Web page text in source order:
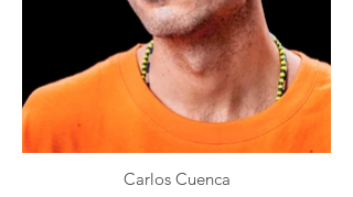
Carlos Cuenca